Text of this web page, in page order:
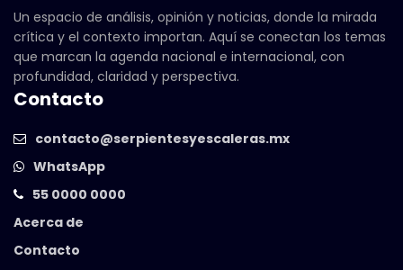
Un espacio de análisis, opinión y noticias, donde la mirada
crítica y el contexto importan. Aquí se conectan los temas
que marcan la agenda nacional e internacional, con
profundidad, claridad y perspectiva.
Contacto
contacto@serpientesyescaleras.mx
WhatsApp
55 0000 0000
Acerca de
Contacto